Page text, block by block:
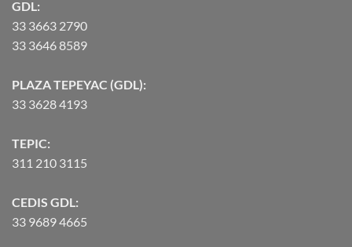
GDL:
33 3663 2790
33 3646 8589
PLAZA TEPEYAC (GDL):
33 3628 4193
TEPIC:
311 210 3115
CEDIS GDL:
33 9689 4665